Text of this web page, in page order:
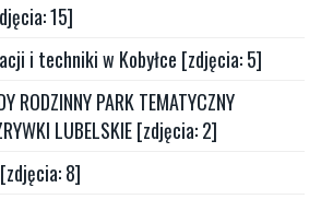
15]
i techniki w Kobyłce [zdjęcia: 5]
RODZINNY PARK TEMATYCZNY
LUBELSKIE [zdjęcia: 2]
8]